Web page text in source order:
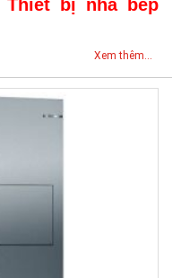
Thiết bị nhà bếp
Xem thêm...